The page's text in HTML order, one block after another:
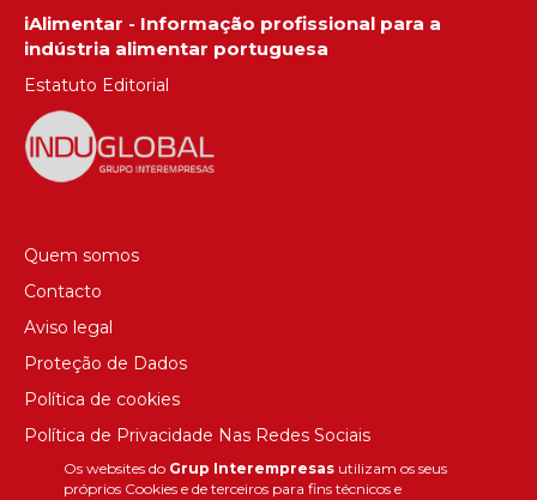
Os websites do Grup Interempresasutilizam os seus
próprios Cookies e de terceiros para fins técnicos e
iAlimentar - Informação profissional para a
indústria alimentar portuguesa
Estatuto Editorial
Quem somos
Contacto
Aviso legal
Proteção de Dados
Política de cookies
Política de Privacidade Nas Redes Sociais
Canal de denúncias